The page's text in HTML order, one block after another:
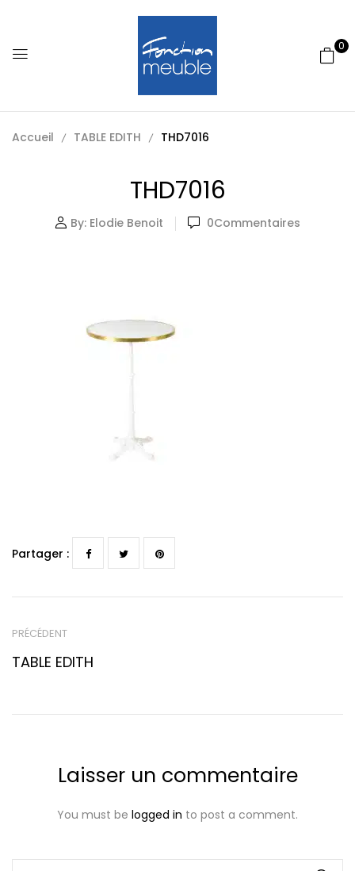
0
Accueil TABLE EDITH THD7016
THD7016
By: Elodie Benoit 0Commentaires
Partager :
PRÉCÉDENT
TABLE EDITH
Laisser un commentaire
You must be logged in to post a comment.